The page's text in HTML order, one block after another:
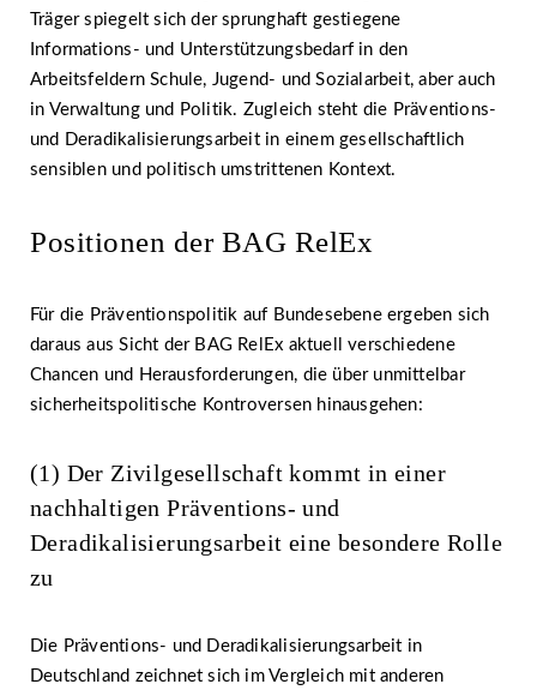
Träger spiegelt sich der sprunghaft gestiegene
Informations- und Unterstützungsbedarf in den
Arbeitsfeldern Schule, Jugend- und Sozialarbeit, aber auch
in Verwaltung und Politik. Zugleich steht die Präventions-
und Deradikalisierungsarbeit in einem gesellschaftlich
sensiblen und politisch umstrittenen Kontext.
Positionen der BAG RelEx
Für die Präventionspolitik auf Bundesebene ergeben sich
daraus aus Sicht der BAG RelEx aktuell verschiedene
Chancen und Herausforderungen, die über unmittelbar
sicherheitspolitische Kontroversen hinausgehen:
(1) Der Zivilgesellschaft kommt in einer
nachhaltigen Präventions- und
Deradikalisierungsarbeit eine besondere Rolle
zu
Die Präventions- und Deradikalisierungsarbeit in
Deutschland zeichnet sich im Vergleich mit anderen